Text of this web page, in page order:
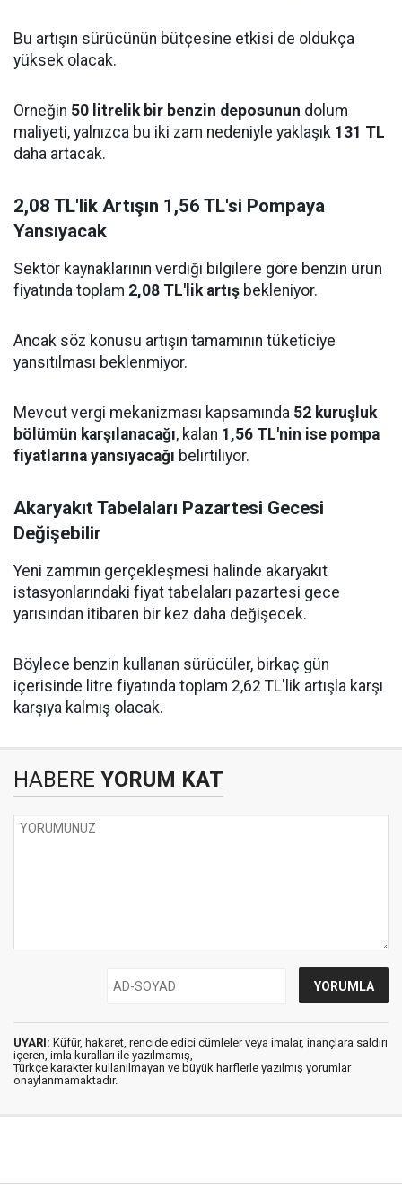
Bu artışın sürücünün bütçesine etkisi de oldukça
yüksek olacak.
Örneğin 50 litrelik bir benzin deposunun dolum
maliyeti, yalnızca bu iki zam nedeniyle yaklaşık 131 TL
daha artacak.
2,08 TL'lik Artışın 1,56 TL'si Pompaya
Yansıyacak
Sektör kaynaklarının verdiği bilgilere göre benzin ürün
fiyatında toplam 2,08 TL'lik artış bekleniyor.
Ancak söz konusu artışın tamamının tüketiciye
yansıtılması beklenmiyor.
Mevcut vergi mekanizması kapsamında 52 kuruşluk
bölümün karşılanacağı, kalan 1,56 TL'nin ise pompa
fiyatlarına yansıyacağı belirtiliyor.
Akaryakıt Tabelaları Pazartesi Gecesi
Değişebilir
Yeni zammın gerçekleşmesi halinde akaryakıt
istasyonlarındaki fiyat tabelaları pazartesi gece
yarısından itibaren bir kez daha değişecek.
Böylece benzin kullanan sürücüler, birkaç gün
içerisinde litre fiyatında toplam 2,62 TL'lik artışla karşı
karşıya kalmış olacak.
HABERE YORUM KAT
UYARI: Küfür, hakaret, rencide edici cümleler veya imalar, inançlara saldırı
içeren, imla kuralları ile yazılmamış,
Türkçe karakter kullanılmayan ve büyük harflerle yazılmış yorumlar
onaylanmamaktadır.